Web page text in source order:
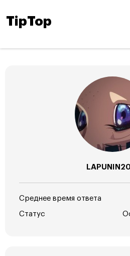
TipTop
Среднее время ответа
Статус